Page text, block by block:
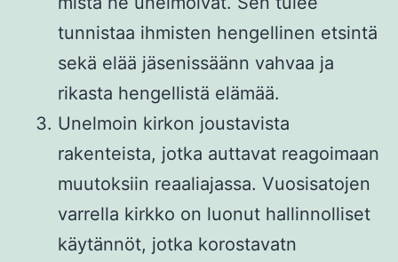
tunnistaa ihmisten hengellinen etsintä
sekä elää jäsenissäänn vahvaa ja
rikasta hengellistä elämää.
Unelmoin kirkon joustavista
rakenteista, jotka auttavat reagoimaan
muutoksiin reaaliajassa. Vuosisatojen
varrella kirkko on luonut hallinnolliset
käytännöt, jotka korostavatn